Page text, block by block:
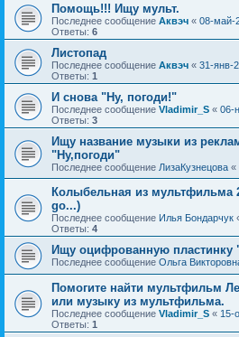
Помощь!!! Ищу мульт.
Последнее сообщение Аквэч « 08-май-
Ответы: 6
Листопад
Последнее сообщение Аквэч « 31-янв-
Ответы: 1
И снова "Ну, погоди!"
Последнее сообщение Vladimir_S « 06-
Ответы: 3
Ищу название музыки из
"Ну,погоди"
Последнее сообщение ЛизаКузнецова «
Колыбельная из мультфильма
go...)
Последнее сообщение Илья Бондарчук
Ответы: 4
Ищу оцифрованную пластинку
Последнее сообщение Ольга
Помогите найти мультфильм
или музыку из мультфильма.
Последнее сообщение Vladimir_S « 15-
Ответы: 1